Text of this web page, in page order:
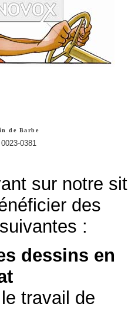
de Barbe
0381
sur notre
des
:
dessins en
travail de